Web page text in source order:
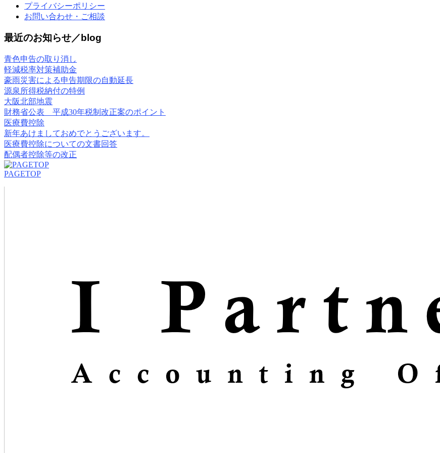
プライバシーポリシー
お問い合わせ・ご相談
最近のお知らせ／blog
青色申告の取り消し
軽減税率対策補助金
豪雨災害による申告期限の自動延長
源泉所得税納付の特例
大阪北部地震
財務省公表 平成30年税制改正案のポイント
医療費控除
新年あけましておめでとうございます。
医療費控除についての文書回答
配偶者控除等の改正
PAGETOP